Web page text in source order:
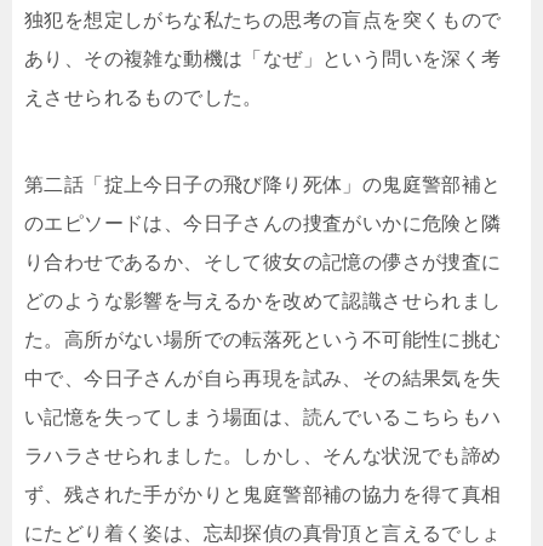
独犯を想定しがちな私たちの思考の盲点を突くもので
あり、その複雑な動機は「なぜ」という問いを深く考
えさせられるものでした。
第二話「掟上今日子の飛び降り死体」の鬼庭警部補と
のエピソードは、今日子さんの捜査がいかに危険と隣
り合わせであるか、そして彼女の記憶の儚さが捜査に
どのような影響を与えるかを改めて認識させられまし
た。高所がない場所での転落死という不可能性に挑む
中で、今日子さんが自ら再現を試み、その結果気を失
い記憶を失ってしまう場面は、読んでいるこちらもハ
ラハラさせられました。しかし、そんな状況でも諦め
ず、残された手がかりと鬼庭警部補の協力を得て真相
にたどり着く姿は、忘却探偵の真骨頂と言えるでしょ